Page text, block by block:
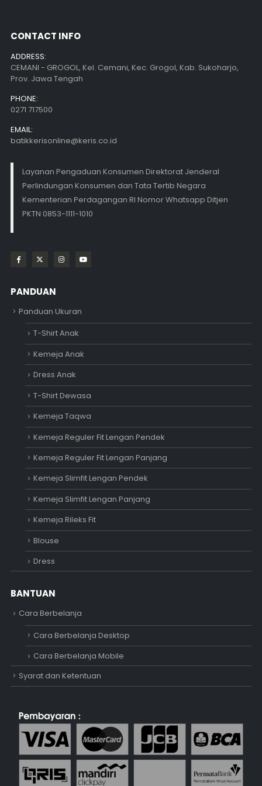
CONTACT INFO
ADDRESS:
CEMANI - GROGOL, Kel. Cemani, Kec. Grogol, Kab. Sukoharjo,
Prov. Jawa Tengah
PHONE:
0271 717500
EMAIL:
batikkerisonline@keris.co.id
Layanan Pengaduan Konsumen Direktorat Jenderal
Perlindungan Konsumen dan Tata Tertib Negara
Kementerian Perdagangan RI Nomor Whatsapp Ditjen
PKTN 0853-1111-1010
PANDUAN
Panduan Ukuran
T-Shirt Anak
Kemeja Anak
Dress Anak
T-Shirt Dewasa
Kemeja Taqwa
Kemeja Reguler Fit Lengan Pendek
Kemeja Reguler Fit Lengan Panjang
Kemeja Slimfit Lengan Pendek
Kemeja Slimfit Lengan Panjang
Kemeja Rileks Fit
Blouse
Dress
BANTUAN
Cara Berbelanja
Cara Berbelanja Desktop
Cara Berbelanja Mobile
Syarat dan Ketentuan